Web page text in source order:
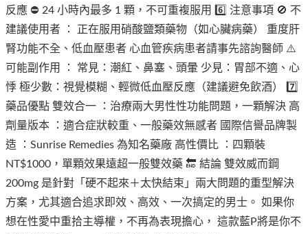
反應 ⛔ 24 小時內最多 1 顆，不可重複服用 6️⃣ 注意事項 🚫 不
建議使用者 ： 正在服用硝酸鹽類藥物（如心臟病藥） 重度肝
腎功能不全、低血壓患者 心血管疾病患者請事先諮詢醫師 ⚠️
可能副作用 ： 常見：潮紅、鼻塞、頭暈 少見：胃部不適、心
悸 極少數：視覺模糊、輕微低血壓反應（建議避免飲酒） 7️⃣
藥品優點 雙效合一 ：治療兩大男性性功能問題，一顆解決 高
劑量版本 ：適合症狀較重、一般藥效無感者 國際信譽品牌製
造 ：Sunrise Remedies 為知名藥廠 高性價比 ：四顆裝
NT$1000，單顆效果遠超一般雙效藥 🔚 結論 雙效威而鋼
200mg 是針對「硬不起來＋太快結束」兩大問題的重型解決
方案，尤其適合追求即效、高效、一次搞定的男士。 如果你
想在性愛中重拾主導權，不再為表現擔心， 這款藍P將是你不